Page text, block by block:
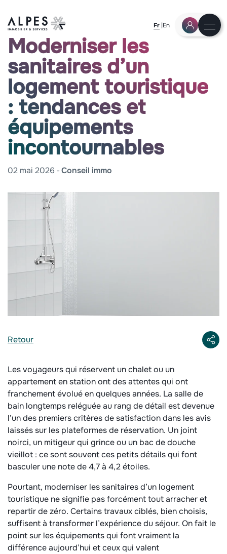
Fr En
Moderniser les
sanitaires d’un
logement touristique
: tendances et
équipements
incontournables
02 mai 2026 Conseil immo
Retour
Les voyageurs qui réservent un chalet ou un
appartement en station ont des attentes qui ont
franchement évolué en quelques années. La salle de
bain longtemps reléguée au rang de détail est devenue
l’un des premiers critères de satisfaction dans les avis
laissés sur les plateformes de réservation. Un joint
noirci, un mitigeur qui grince ou un bac de douche
vieillot : ce sont souvent ces petits détails qui font
basculer une note de 4,7 à 4,2 étoiles.
Pourtant, moderniser les sanitaires d’un logement
touristique ne signifie pas forcément tout arracher et
repartir de zéro. Certains travaux ciblés, bien choisis,
suffisent à transformer l’expérience du séjour. On fait le
point sur les équipements qui font vraiment la
différence aujourd’hui et ceux qui valent